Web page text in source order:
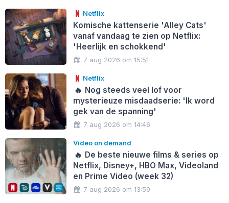
Netflix
Komische kattenserie 'Alley Cats'
vanaf vandaag te zien op Netflix:
'Heerlijk en schokkend'
7 aug 2026 om 15:51
Netflix
🔥 Nog steeds veel lof voor
mysterieuze misdaadserie: 'Ik word
gek van de spanning'
7 aug 2026 om 14:46
Video on demand
🔥 De beste nieuwe films & series op
Netflix, Disney+, HBO Max, Videoland
en Prime Video (week 32)
7 aug 2026 om 13:59